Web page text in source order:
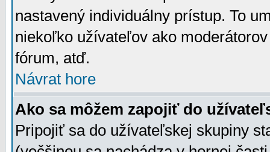
nastavený individuálny prístup. To
niekoľko užívateľov ako
fórum, atď.
Návrat hore
Ako sa môžem zapojiť do
Pripojiť sa do užívateľskej skupiny